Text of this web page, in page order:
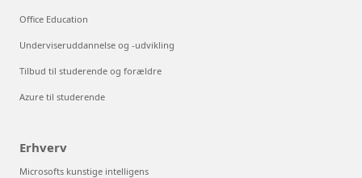
Office Education
Underviseruddannelse og -udvikling
Tilbud til studerende og forældre
Azure til studerende
Erhverv
Microsofts kunstige intelligens